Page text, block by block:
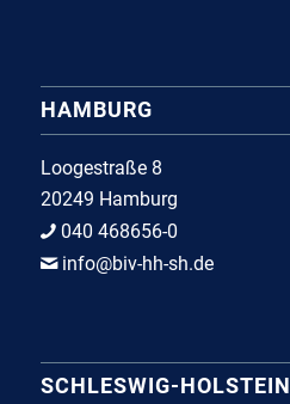
HAMBURG
Loogestraße 8
20249 Hamburg
040 468656-0
info@biv-hh-sh.de
SCHLESWIG-HOLSTEIN